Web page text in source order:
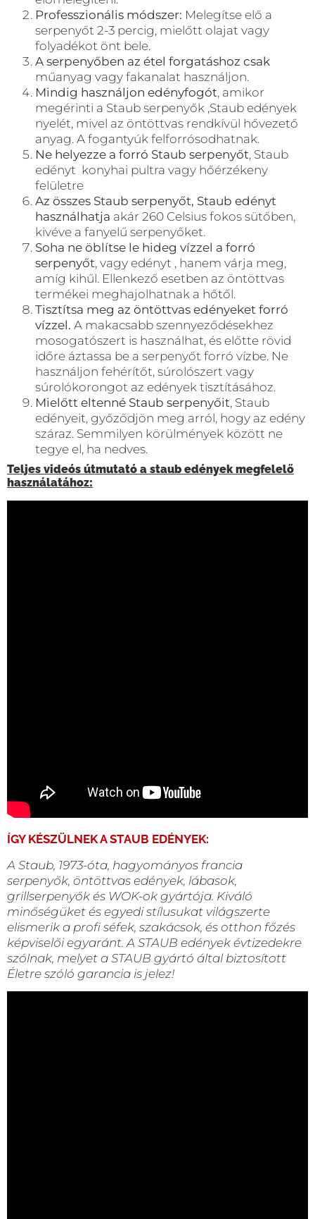
Professzionális módszer: Melegítse elő a
serpenyőt 2-3 percig, mielőtt olajat vagy
folyadékot önt bele.
A serpenyőben az étel forgatáshoz csak
műanyag vagy fakanalat használjon.
Mindig használjon edényfogót, amikor
megérinti a Staub serpenyők ,Staub edények
nyelét, mivel az öntöttvas rendkívül hővezető
anyag. A fogantyúk felforrósodhatnak.
Ne helyezze a forró Staub serpenyőt, Staub
edényt konyhai pultra vagy hőérzékeny
felületre
Az összes Staub serpenyőt, Staub edényt
használhatja akár 260 Celsius fokos sütőben,
kivéve a fanyelű serpenyőket.
Soha ne öblítse le hideg vízzel a forró
serpenyőt, vagy edényt , hanem várja meg,
amíg kihűl. Ellenkező esetben az öntöttvas
termékei meghajolhatnak a hőtől.
Tisztítsa meg az öntöttvas edényeket forró
vízzel. A makacsabb szennyeződésekhez
mosogatószert is használhat, és előtte rövid
időre áztassa be a serpenyőt forró vízbe. Ne
használjon fehérítőt, súrolószert vagy
súrolókorongot az edények tisztításához.
Mielőtt eltenné Staub serpenyőit, Staub
edényeit, győződjön meg arról, hogy az edény
száraz. Semmilyen körülmények között ne
tegye el, ha nedves.
Teljes videós útmutató a staub edények megfelelő
használatához:
ÍGY KÉSZÜLNEK A STAUB EDÉNYEK:
A Staub, 1973-óta, hagyományos francia
serpenyők, öntöttvas edények, lábasok,
grillserpenyők és WOK-ok gyártója. Kiváló
minőségüket és egyedi stílusukat világszerte
elismerik a profi séfek, szakácsok, és otthon főzés
képviselői egyaránt. A STAUB edények évtizedekre
szólnak, melyet a STAUB gyártó által biztosított
Életre szóló garancia is jelez!